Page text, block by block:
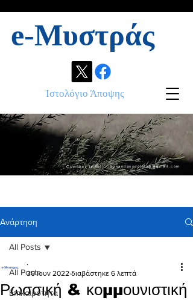
e-Μυστράς
Ιστολόγιο Άποψης
Contact info: ikonandassociates@gmail.com
Ανάρτηση
All Posts
Επικαιρότητα
All Posts
Ρωσσική & κομμουνιστική
.
30 Ιουν 2022 διαβάστηκε 6 λεπτά